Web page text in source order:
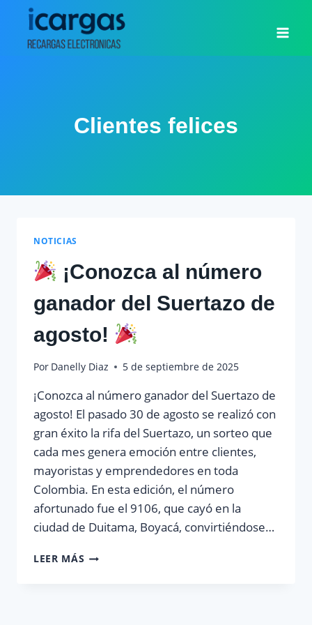
Saltar
contenido
Clientes felices
NOTICIAS
¡Conozca al número
ganador del Suertazo de
agosto!
Por Danelly Diaz 5 de septiembre de 2025
¡Conozca al número ganador del Suertazo de
agosto! El pasado 30 de agosto se realizó con
gran éxito la rifa del Suertazo, un sorteo que
cada mes genera emoción entre clientes,
mayoristas y emprendedores en toda
Colombia. En esta edición, el número
afortunado fue el 9106, que cayó en la
ciudad de Duitama, Boyacá, convirtiéndose…
LEER MÁS